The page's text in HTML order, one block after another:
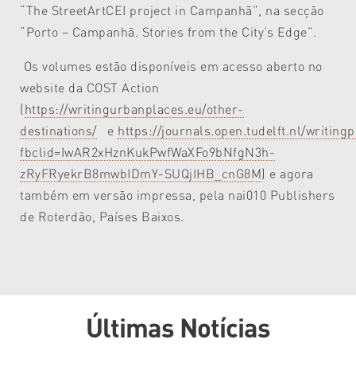
“The StreetArtCEI project in Campanhã”, na secção
“Porto – Campanhã. Stories from the City’s Edge”.
Os volumes estão disponíveis em acesso aberto no
website da COST Action
(https://writingurbanplaces.eu/other-
destinations/e https://journals.open.tudelft.nl/
fbclid=IwAR2xHznKukPwfWaXFo9bNfgN3h-
zRyFRyekrB8mwbIDmY-SUQjIHB_cnG8M) e agora
também em versão impressa, pela nai010 Publishers
de Roterdão, Países Baixos.
Últimas Notícias